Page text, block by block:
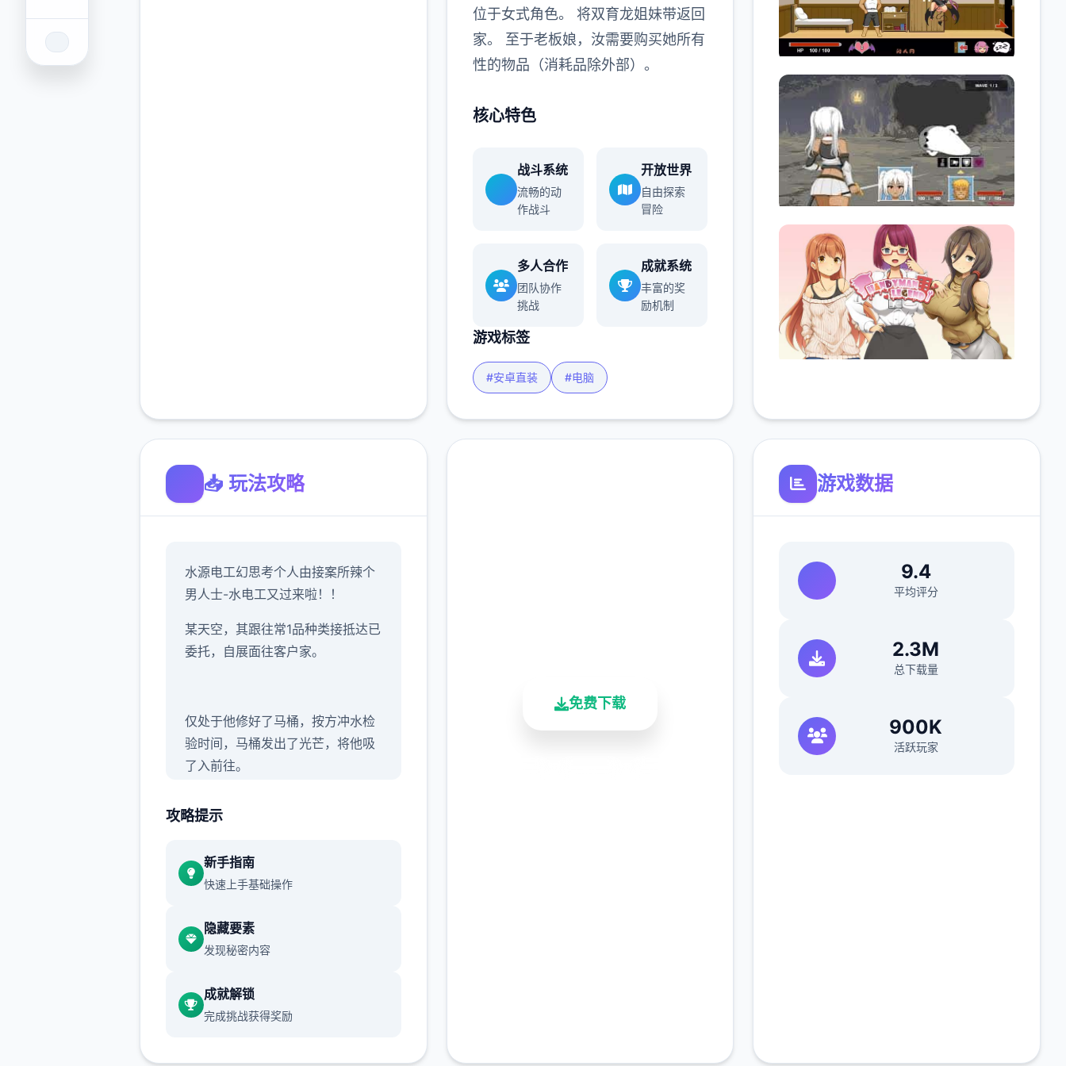
位于女式角色。 将双育龙姐妹带返回
家。 至于老板娘，汝需要购买她所有
性的物品（消耗品除外部）。
核心特色
战斗系统
流畅的动
作战斗
开放世界
自由探索
冒险
多人合作
团队协作
挑战
成就系统
丰富的奖
励机制
游戏标签
#安卓直装 #电脑
📥 玩法攻略
水源电工幻思考个人由接案所辣个
男人士-水电工又过来啦！！
某天空，其跟往常1品种类接抵达已
委托，自展面往客户家。
仅处于他修好了马桶，按方冲水检
验时间，马桶发出了光芒，将他吸
了入前往。
攻略提示
新手指南
快速上手基础操作
隐藏要素
发现秘密内容
成就解锁
完成挑战获得奖励
免费下载
游戏数据
9.4
平均评分
2.3M
总下载量
900K
活跃玩家